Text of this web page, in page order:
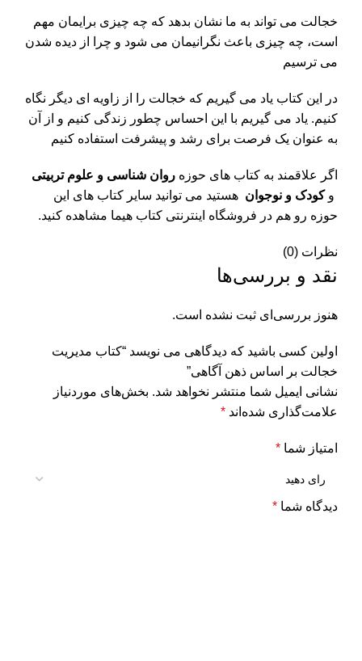
خجالت می تواند به ما نشان بدهد که چه چیزی برایمان مهم
است، چه چیزی باعث نگرانیمان می شود و چرا از دیده شدن
می ترسیم
در این کتاب یاد می گیریم که خجالت را از زاویه ای دیگر نگاه
کنیم. یاد می گیریم با این احساس چطور زندگی کنیم و از آن
به عنوان یک فرصت برای رشد و پیشرفت استفاده کنیم
اگر علاقمند به کتاب های حوزه روان شناسی و علوم تربیتی
وکودک و نوجوان هستید می توانید سایر کتاب های این
حوزه رو هم در فروشگاه اینترنتی کتاب هیما مشاهده کنید.
نظرات (0)
نقد و بررسی‌ها
هنوز بررسی‌ای ثبت نشده است.
اولین کسی باشید که دیدگاهی می نویسد “کتاب مدیریت
خجالت بر اساس ذهن آگاهی”
نشانی ایمیل شما منتشر نخواهد شد. بخش‌های موردنیاز
علامت‌گذاری شده‌اند *
امتیاز شما *
دیدگاه شما *